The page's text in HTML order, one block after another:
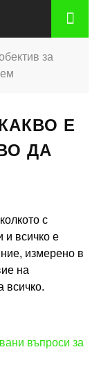
за
Е
ДА
с
и всичко е
измерено в
на
всичко.
въпроси за